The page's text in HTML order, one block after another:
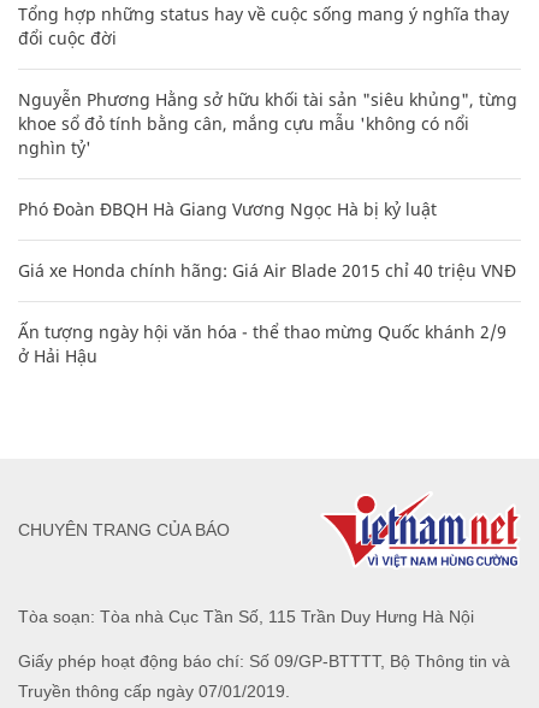
Tổng hợp những status hay về cuộc sống mang ý nghĩa thay
đổi cuộc đời
Nguyễn Phương Hằng sở hữu khối tài sản "siêu khủng", từng
khoe sổ đỏ tính bằng cân, mắng cựu mẫu 'không có nổi
nghìn tỷ'
Phó Đoàn ĐBQH Hà Giang Vương Ngọc Hà bị kỷ luật
Giá xe Honda chính hãng: Giá Air Blade 2015 chỉ 40 triệu VNĐ
Ấn tượng ngày hội văn hóa - thể thao mừng Quốc khánh 2/9
ở Hải Hậu
Tòa soạn: Tòa nhà Cục Tần Số, 115 Trần Duy Hưng Hà Nội
Giấy phép hoạt động báo chí: Số 09/GP-BTTTT, Bộ Thông tin và
Truyền thông cấp ngày 07/01/2019.
CHUYÊN TRANG CỦA BÁO